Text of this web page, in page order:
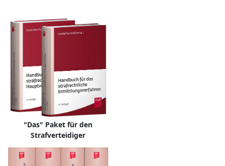
"Das" Paket für den
Strafverteidiger